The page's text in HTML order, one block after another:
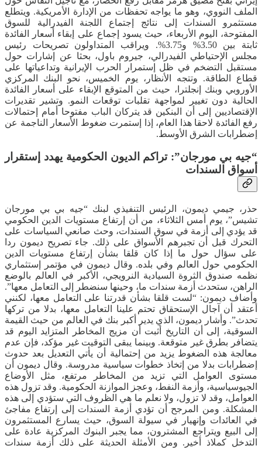
الملف النووي، وهو ما يواجه تحفظات من الإدارة الأمريكية. ويتطلع
مستثمرو السندات إلى نتائج إجتماع اللجنة الفيدرالية للسوق
المفتوحة، اليوم الأربعاء، حيث يسود إجماع على إبقاء أسعار الفائدة
ثابتة بين 3.50% و3.75%. ويراقب المتداولون تصريحات رئيس
مجلس الإحتياطي الفيدرالي، جيروم باول، بحثا عن إشارات حول
مستقبل التضخم في ظل إستمرار الحرب الإيرانية وتداعياتها على
قطاع الطاقة. وتتجه الأنظار، يوم الخميس، نحو البنك المركزي
الأوروبي وبنك إنجلترا، حيث من المتوقع الإبقاء على أسعار الفائدة
الحالية دون تغيير لمواجهة تقلبات توقعات النمو. وتشير تقديرات
الإقتصاديين إلى أن البنكين قد يتركان الباب مفتوحا أمام إحتمالات
رفع الفائدة لاحقا هذا العام، إذا إستمرت ضغوط الأسعار الناجمة عن
إضطرابات الشرق الأوسط.
“جيه بي مورجان”: تراكم الديون الحكومية يهدد إستقرار
أسواق السندات
حذر، جيمي ديمون، الرئيس التنفيذي لبنك “جيه بي بي مورجان
تشيس”، يوم أمس الثلاثاء، من أن إرتفاع مستويات الدين الحكومي
قد يؤدي إلى أزمة في سوق السندات، وحث صانعي السياسات على
التحرك قبل أن تجبرهم الأسواق على ذلك. جاء تصريح ديمون ردا
على سؤال حول ما إذا كان قلقا بشأن إرتفاع مستويات الدين
الحكومي حول العالم وفي بلده. وقال ديمون في مؤتمر إستثماري
نظمه صندوق الثروة السيادية النرويجي، الأكبر في العالم بالوضع
الراهن، ستحدث أزمة سندات ما، وحينها سنضطر إلى التعامل معها”.
وأضاف ديمون: “لست قلقا بشأن قدرتنا على التعامل معها، لكنني
أعتقد أن آجال الإستحقاق تحتم علينا التعامل معها، بدلا من تركها
تحدث”. وأشار ديمون، الذي يدير أكبر بنك في العالم من حيث القيمة
السوقية، إلى أن التاريخ أثبت أن مزيج المخاطر المتزايد اليوم قد
يتضافر بطرق غير متوقعة. وبينما يبقى التوقيت غير مؤكد، فإن عدم
معالجة هذه الضغوط يزيد من إحتمالية أن يأتي التعديل بعد حدوث
إضطرابات بدلا من إتخاذ خطوات سياسية مدروسة. وقال ديمون أن
مستوى العوامل التي تزيد من المخاطر مرتفع، مثل الأوضاع
الجيوسياسية، وأزمة النفط، وعجز الموازنة الحكومية. وقد تزول هذه
العوامل، وقد لا تزول، ولا نعلم ما هي الظروف التي ستؤدي إلى هذه
المشكلة. ومن المرجح أن تؤدي أزمة السندات إلى إرتفاع مفاجئ
في العائدات وإنهيار في سيولة السوق، حيث يسارع المستثمرون
إلى البيع ويتراجع المشترون، مما يجبر البنوك المركزية عادة على
التدخل كملاذ أخير. ومن الأمثلة الحديثة على ذلك أزمة سندات